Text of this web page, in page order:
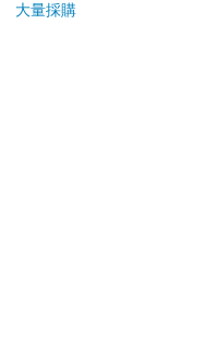
辦理退換貨時，商品（
大量採購